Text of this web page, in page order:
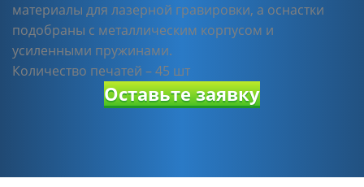
материалы для лазерной гравировки, а оснастки
подобраны с металлическим корпусом и
усиленными пружинами.
Количество печатей – 45 шт
Оставьте заявку